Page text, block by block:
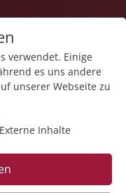
verwendet. Einige
es uns andere
unserer Webseite zu
Externe Inhalte